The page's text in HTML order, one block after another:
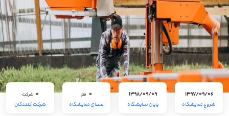
1397/09/06
شروع نمایشگاه
1398/09/09
پایان نمایشگاه
0 متر
فضای نمایشگاه
0 شرکت
شرکت کنندگان